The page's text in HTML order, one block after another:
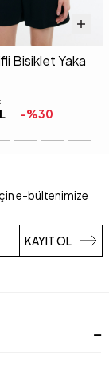
Bisiklet Yaka
-%30
e-bültenimize
KAYIT OL